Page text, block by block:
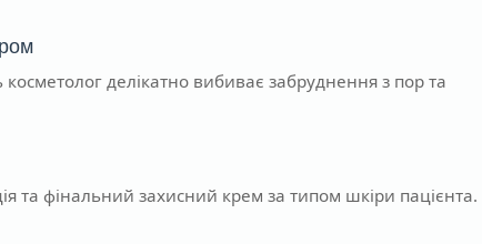
делікатно вибиває забруднення з пор та
та фінальний захисний крем за типом шкіри пацієнта.